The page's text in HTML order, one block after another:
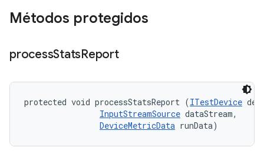
Métodos protegidos
processStatsReport
protected void processStatsReport (ITestDevice
InputStreamSource dataStream,
DeviceMetricData runData)